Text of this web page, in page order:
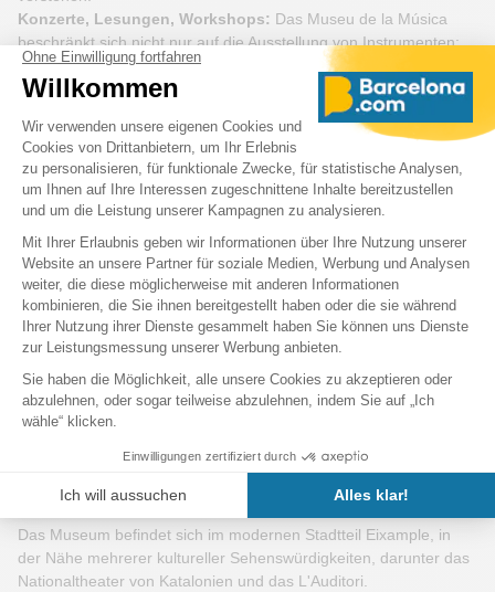
Konzerte, Lesungen, Workshops: Das Museu de la Música
beschränkt sich nicht nur auf die Ausstellung von Instrumenten;
es ist auch ein Bildungsraum mit Workshops und Konzerten das
ganze Jahr über, was jeden Besuch zu einem interaktiven
Öffnungszeiten
Das Museum empfängt Besucher das ganze Jahr über mit
angepassten Öffnungszeiten, um Ihren Besuch zu erleichtern.
Dienstag bis Samstag: 10:00 - 19:00
Sonntag und Feiertage:
10:00 - 20:00
Montag:Geschlossen (außer an Feiertagen, dann geöffnet)
Das Museum der Musik ist an folgenden Tagen geschlossen: 25.
Dezember (Weihnachten) / 1. Januar (Neujahr) / 1. Mai (Tag der
Arbeit).
Besondere Feiertage: An Tagen wie dem 6. Januar
(Dreikönigstag) und dem 24. September (La Mercè) ist das
von 10:00 bis 20:00, geöffnet.
Praktische Informationen
Das Museum befindet sich im modernen Stadtteil Eixample, in
der Nähe mehrerer kultureller Sehenswürdigkeiten, darunter das
Nationaltheater von Katalonien und das L'Auditori.